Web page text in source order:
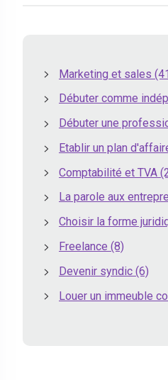
Marketing et sales
Débuter comme
Débuter une
Etablir un plan
Comptabilité et TVA
La parole aux
Choisir la forme
Freelance (8)
Devenir syndic (6)
Louer un immeuble